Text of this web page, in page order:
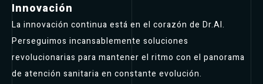
Innovación
La innovación continua está en el corazón de Dr.AI.
Perseguimos incansablemente soluciones
revolucionarias para mantener el ritmo con el panorama
de atención sanitaria en constante evolución.